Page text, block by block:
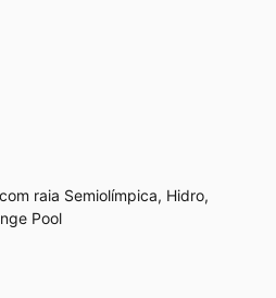
raia Semiolímpica, Hidro,
Pool